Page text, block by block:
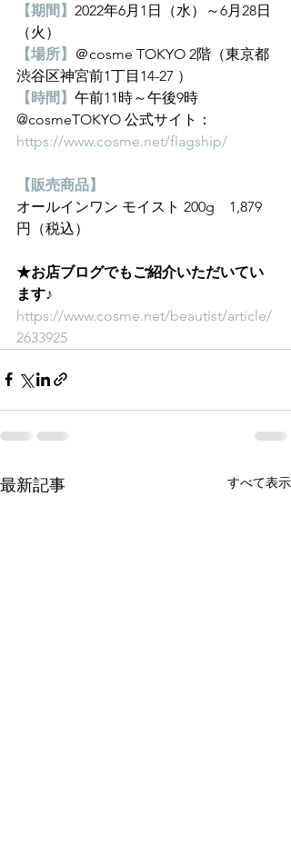
【期間】 2022年6月1日（水）～6月28日
（火）
【場所】
＠cosme TOKYO 2階（東京都
渋谷区神宮前1丁目14-27 ）
【時間】 午前11時～午後9時
@cosmeTOKYO 公式サイト：
https://www.cosme.net/flagship/
【販売商品】
オールインワン モイスト 200g　1,879
円（税込）
★お店ブログでもご紹介いただいてい
ます♪
https://www.cosme.net/beautist/article/
2633925
最新記事 すべて表示